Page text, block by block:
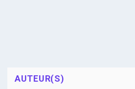
AUTEUR(S)